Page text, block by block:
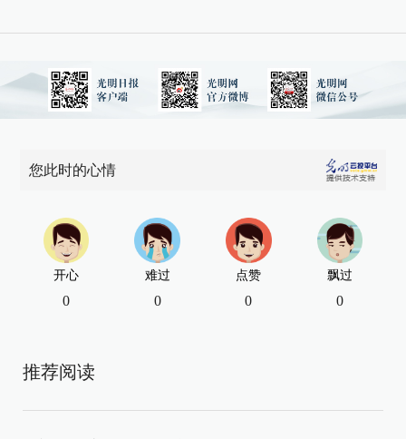
您此时的心情
开心
0
难过
0
点赞
0
飘过
0
推荐阅读